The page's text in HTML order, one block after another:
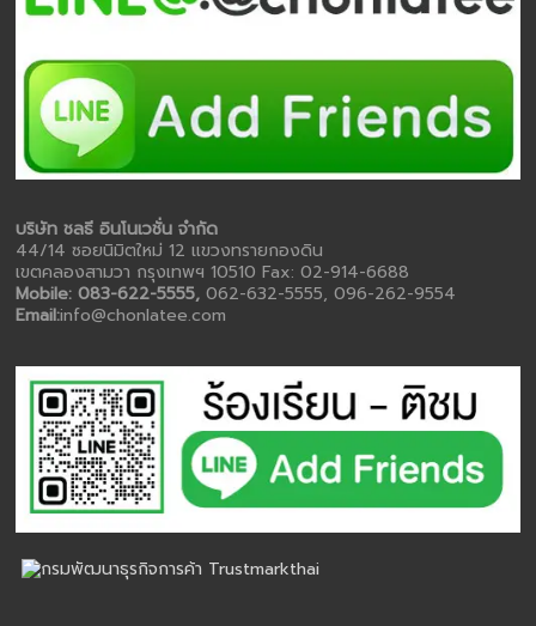
บริษัท ชลธี อินโนเวชั่น จำกัด
44/14 ซอยนิมิตใหม่ 12 แขวงทรายกองดิน
เขตคลองสามวา กรุงเทพฯ 10510 Fax: 02-914-6688
Mobile: 083-622-5555,062-632-5555, 096-262-9554
Email:info@chonlatee.com